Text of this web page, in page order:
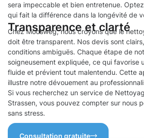
sera impeccable et bien entretenue.
qui fait la différence dans la longévité de
Transparence et clarté
Chez Moosweg, nous croyons que le
doit être transparent. Nos devis sont
conditions ambiguës. Chaque étape de
soigneusement expliquée, ce qui favorise
fluide et prévient tout malentendu. Cette
illustre notre dévouement au
Si vous recherchez un service de
Strassen, vous pouvez compter sur nous
sans stress.
Consultation gratuite